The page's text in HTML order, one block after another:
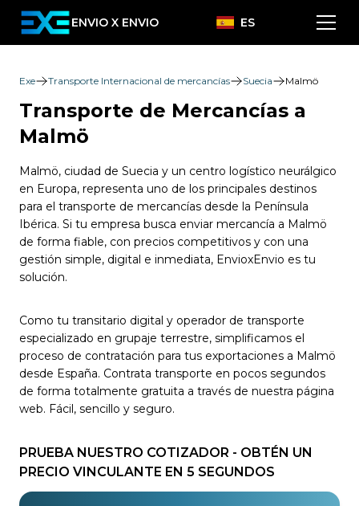
ENVIO X ENVIO ES
Exe Transporte Internacional de mercancías Suecia Malmö
Transporte de Mercancías a
Malmö
Malmö, ciudad de Suecia y un centro logístico neurálgico
en Europa, representa uno de los principales destinos
para el transporte de mercancías desde la Península
Ibérica. Si tu empresa busca enviar mercancía a Malmö
de forma fiable, con precios competitivos y con una
gestión simple, digital e inmediata, EnvioxEnvio es tu
solución.
Como tu transitario digital y operador de transporte
especializado en grupaje terrestre, simplificamos el
proceso de contratación para tus exportaciones a Malmö
desde España. Contrata transporte en pocos segundos
de forma totalmente gratuita a través de nuestra página
web. Fácil, sencillo y seguro.
PRUEBA NUESTRO COTIZADOR - OBTÉN UN
PRECIO VINCULANTE EN 5 SEGUNDOS